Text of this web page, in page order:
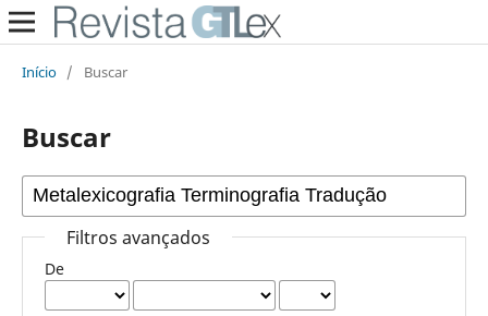
Início / Buscar
Buscar
Filtros avançados
De